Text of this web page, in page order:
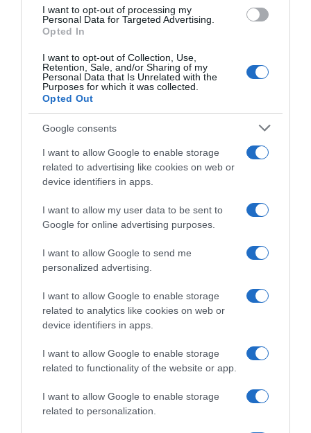
I want to opt-out of processing my
Personal Data for Targeted Advertising.
Opted In
I want to opt-out of Collection, Use,
Retention, Sale, and/or Sharing of my
Personal Data that Is Unrelated with the
Purposes for which it was collected.
Opted Out
Google consents
I want to allow Google to enable storage
related to advertising like cookies on web or
device identifiers in apps.
I want to allow my user data to be sent to
Google for online advertising purposes.
I want to allow Google to send me
personalized advertising.
I want to allow Google to enable storage
related to analytics like cookies on web or
device identifiers in apps.
I want to allow Google to enable storage
related to functionality of the website or app.
I want to allow Google to enable storage
related to personalization.
Supermercado
Seguimiento desde
02 May 2023
Descripción del producto
Información general
Arroz redondo+arroz redondo vaporizado.Nombre
del operador:
Herba Ricemills. S.L.U.Dirección del operador:
C/ Real. 43 - 41920 San Juan de Aznalfarache
(Sevilla)Cantidad Neta:
Ingredientes y alérgenos
100% mezcla de arroces medios perlados blanco
(60%) y medio vaporizado (40%)Nutrientes 100
gDescripción de la raciónTamaño de referencia